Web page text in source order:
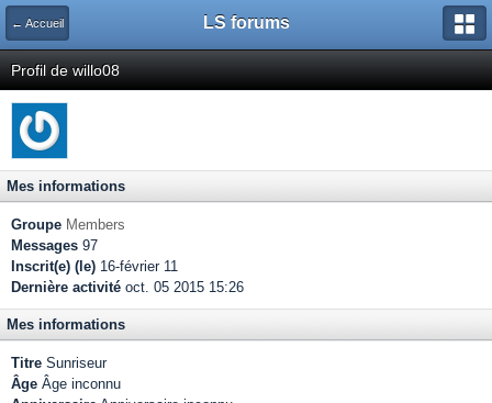
← Accueil LS forums
Profil de willo08
Mes informations
Groupe Members
Messages 97
Inscrit(e) (le) 16-février 11
Dernière activité oct. 05 2015 15:26
Mes informations
Titre Sunriseur
Âge Âge inconnu